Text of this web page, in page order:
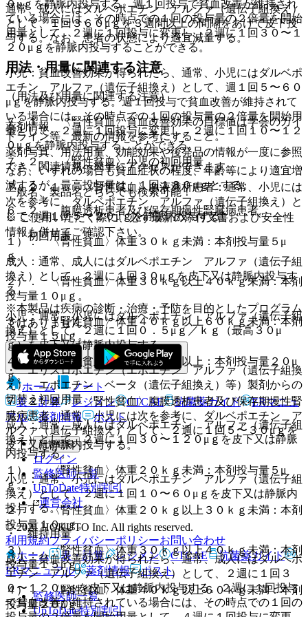
通常、成人にはダルベポエチン アルファ（遺伝子組換え）
として、１回３６０μｇを３週間以上の間隔をあけて皮下投
与する。なお、患者の状態により適宜減量する。
用法・用量に関連する注意
（用法及び用量に関連する注意）
７．１． 〈腎性貧血〉貧血改善効果の目標値は学会のガイ
ドライン等、最新の情報を参考にすること。
７．２． 〈腎性貧血〉小児の初回用量
７．２．１． 〈腎性貧血〉血液透析患者：通常、小児には
次を参考に、ダルベポエチン アルファ（遺伝子組換え）と
して、週１回５〜２０μｇを静脈内投与する。
１）． 〈腎性貧血〉体重３０ｋｇ未満：本剤投与量５μ
ｇ。
２）． 〈腎性貧血〉体重３０ｋｇ以上４０ｋｇ未満：本剤
投与量１０μｇ。
３）． 〈腎性貧血〉体重４０ｋｇ以上６０ｋｇ未満：本剤
投与量１５μｇ。
４）． 〈腎性貧血〉体重６０ｋｇ以上：本剤投与量２０μ
ｇ。
７．２．２． 〈腎性貧血〉腹膜透析患者及び保存期慢性腎
臓病患者：通常、小児には次を参考に、ダルベポエチン ア
ルファ（遺伝子組換え）として、２週に１回５〜３０μｇを
皮下又は静脈内投与する。
１）． 〈腎性貧血〉体重２０ｋｇ未満：本剤投与量５μ
ｇ。
２）． 〈腎性貧血〉体重２０ｋｇ以上３０ｋｇ未満：本剤
投与量１０μｇ。
３）． 〈腎性貧血〉体重３０ｋｇ以上４０ｋｇ未満：本剤
投与量１５μｇ。
４）． 〈腎性貧血〉体重４０ｋｇ以上６０ｋｇ未満：本剤
投与量２０μｇ。
０μｇを静脈内投与する。週１回投与で貧血改善が維持され
ている場合には、その時点での１回の投与量の２倍量を開始
用量として、２週に１回投与に変更し、２週に１回３０〜１
２０μｇを静脈内投与することができる。
小児：貧血改善効果が得られたら、通常、小児にはダルベポ
エチン アルファ（遺伝子組換え）として、週１回５〜６０
μｇを静脈内投与する。週１回投与で貧血改善が維持されて
いる場合には、その時点での１回の投与量の２倍量を開始用
量として、２週に１回投与に変更し、２週に１回１０〜１２
０μｇを静脈内投与することができる。
なお、いずれの場合も貧血症状の程度、年齢等により適宜増
減するが、最高投与量は、１回１８０μｇとする。
６．２． 腹膜透析患者及び保存期慢性腎臓病患者
・ 初回用量
成人：通常、成人にはダルベポエチン アルファ（遺伝子組
換え）として、２週に１回３０μｇを皮下又は静脈内投与す
る。
小児：通常、小児にはダルベポエチン アルファ（遺伝子組
換え）として、２週に１回０．５μｇ／ｋｇ（最高３０μ
ｇ）を皮下又は静脈内投与する。
・ エリスロポエチン（エポエチン アルファ（遺伝子組換
え）、エポエチン ベータ（遺伝子組換え）等）製剤からの
切替え初回用量
成人：通常、成人にはダルベポエチン アルファ（遺伝子組
換え）として、２週に１回３０〜１２０μｇを皮下又は静脈
内投与する。
小児：通常、小児にはダルベポエチン アルファ（遺伝子組
換え）として、２週に１回１０〜６０μｇを皮下又は静脈内
投与する。
・ 維持用量
成人：貧血改善効果が得られたら、通常、成人にはダルベポ
エチン アルファ（遺伝子組換え）として、２週に１回３
０〜１２０μｇを皮下又は静脈内投与する。２週に１回投与
で貧血改善が維持されている場合には、その時点での１回の
薬剤情報
薬剤写真、用法用量、効能効果や後発品の情報が一度に参照
でき、関連情報へ簡単にアクセスができます。
一般名、製品名どちらでも検索可能！
※ ご使用いただく際に、必ず最新の添付文書および安全性
情報も併せてご確認下さい。
※本製品は疾病の診断・治療・予防を目的としたプログラム
ではありません。
ホーム
ノート
表・計算
レジメン CTCAE 抗菌薬ガイド
ERマニュ
アル
薬剤情報 ポスト
新規登録
ログイン
監修医師一覧
UpToDate特別割引
運営会社
© 2021 HOKUTO Inc. All rights reserved.
利用規約プライバシーポリシーお問い合わせ
ホーム
表・計算 レジメン CTCAE
抗菌薬ガイド
ERマニュアル
薬剤情報 ポスト
監修医師一覧
UpToDate特別割引